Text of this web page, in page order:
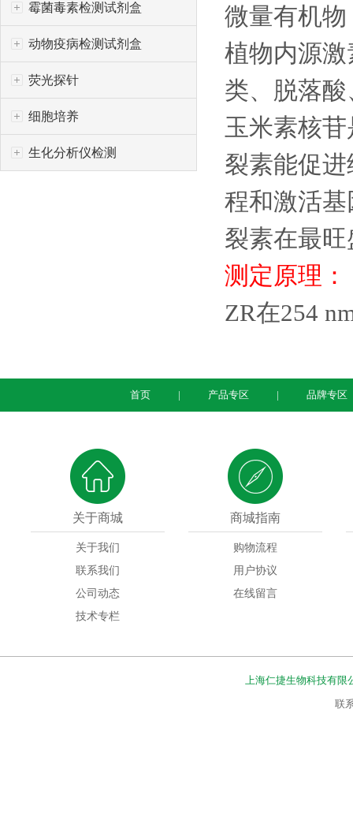
霉菌毒素检测试剂盒
动物疫病检测试剂盒
荧光探针
细胞培养
生化分析仪检测
微量有机
植物内源
类、脱落
玉米素核
裂素能促
程和激活
裂素在最
测定原理：
ZR在254
首页 产品专区 品牌专区
关于商城
关于我们
联系我们
公司动态
技术专栏
商城指南
购物流程
用户协议
在线留言
上海仁捷生物科技有限
联